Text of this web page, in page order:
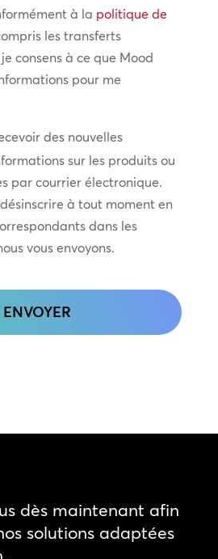
à la politique de
les transferts
consens à ce que Mood
pour me
des nouvelles
sur les produits ou
par courrier électronique.
à tout moment en
dans les
vous envoyons.
dès maintenant afin
solutions adaptées